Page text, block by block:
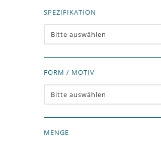
SPEZIFIKATION
Bitte auswählen
FORM / MOTIV
Bitte auswählen
MENGE